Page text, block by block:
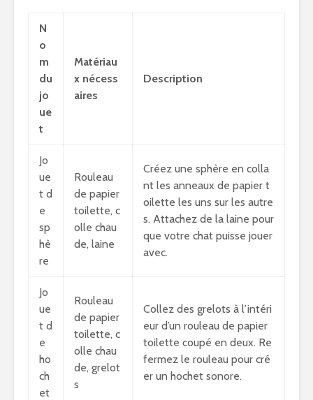
N
o
m
du
jo
ue
t
Matériau
x nécess
aires
Description
Jo
ue
t d
e
sp
hè
re
Rouleau
de papier
toilette, c
olle chau
de, laine
Créez une sphère en colla
nt les anneaux de papier t
oilette les uns sur les autre
s. Attachez de la laine pour
que votre chat puisse jouer
avec.
Jo
ue
t d
e
ho
ch
et
Rouleau
de papier
toilette, c
olle chau
de, grelot
s
Collez des grelots à l’intéri
eur d’un rouleau de papier
toilette coupé en deux. Re
fermez le rouleau pour cré
er un hochet sonore.